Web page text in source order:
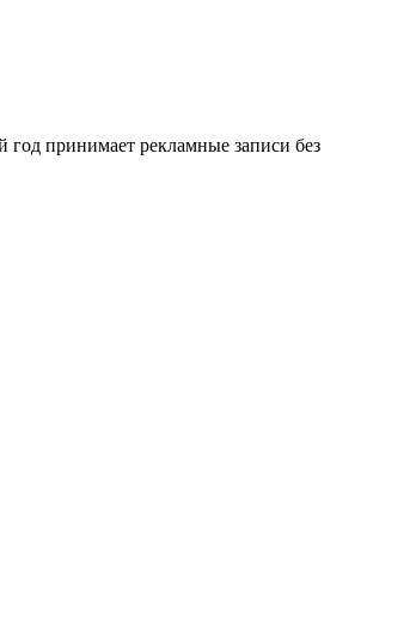
год принимает рекламные записи без